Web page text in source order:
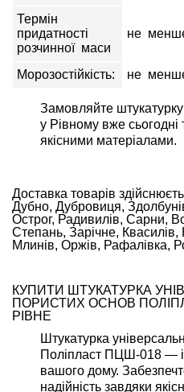
Термін
придатності
розчинної маси
не
Морозостійкість: не
Замовляйте
у Рівному вже сьогодні
якісними матеріалами.
Доставка товарів
Дубно, Дубровиця,
Острог, Радивилів, Сарни,
Степань, Зарічне, Квасилів,
Млинів, Оржів, Рафалівка,
КУПИТИ ШТУКАТУРКА
ПОРИСТИХ ОСНОВ
РІВНЕ
Штукатурка
Поліпласт ПЦШ-018 —
вашого дому.
надійність завдяки